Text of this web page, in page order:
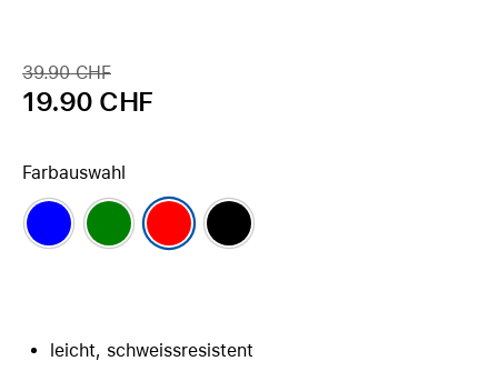
39.90 CHF
19.90 CHF
Farbauswahl
leicht, schweissresistent